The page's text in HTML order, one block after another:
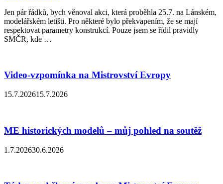
Jen pár řádků, bych věnoval akci, která proběhla 25.7. na Lánském,
modelářském letišti. Pro některé bylo překvapením, že se mají
respektovat parametry konstrukcí. Pouze jsem se řídil pravidly
SMČR, kde …
Video-vzpomínka na Mistrovství Evropy
15.7.202615.7.2026
ME historických modelů – můj pohled na soutěž
1.7.202630.6.2026